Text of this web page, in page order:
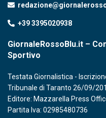
+39 3395020938
GiornaleRossoBlu.it –
Sportivo
Testata Giornalistica -
Tribunale di Taranto 26/09/
Editore: Mazzarella Press
Partita Iva: 02985480736